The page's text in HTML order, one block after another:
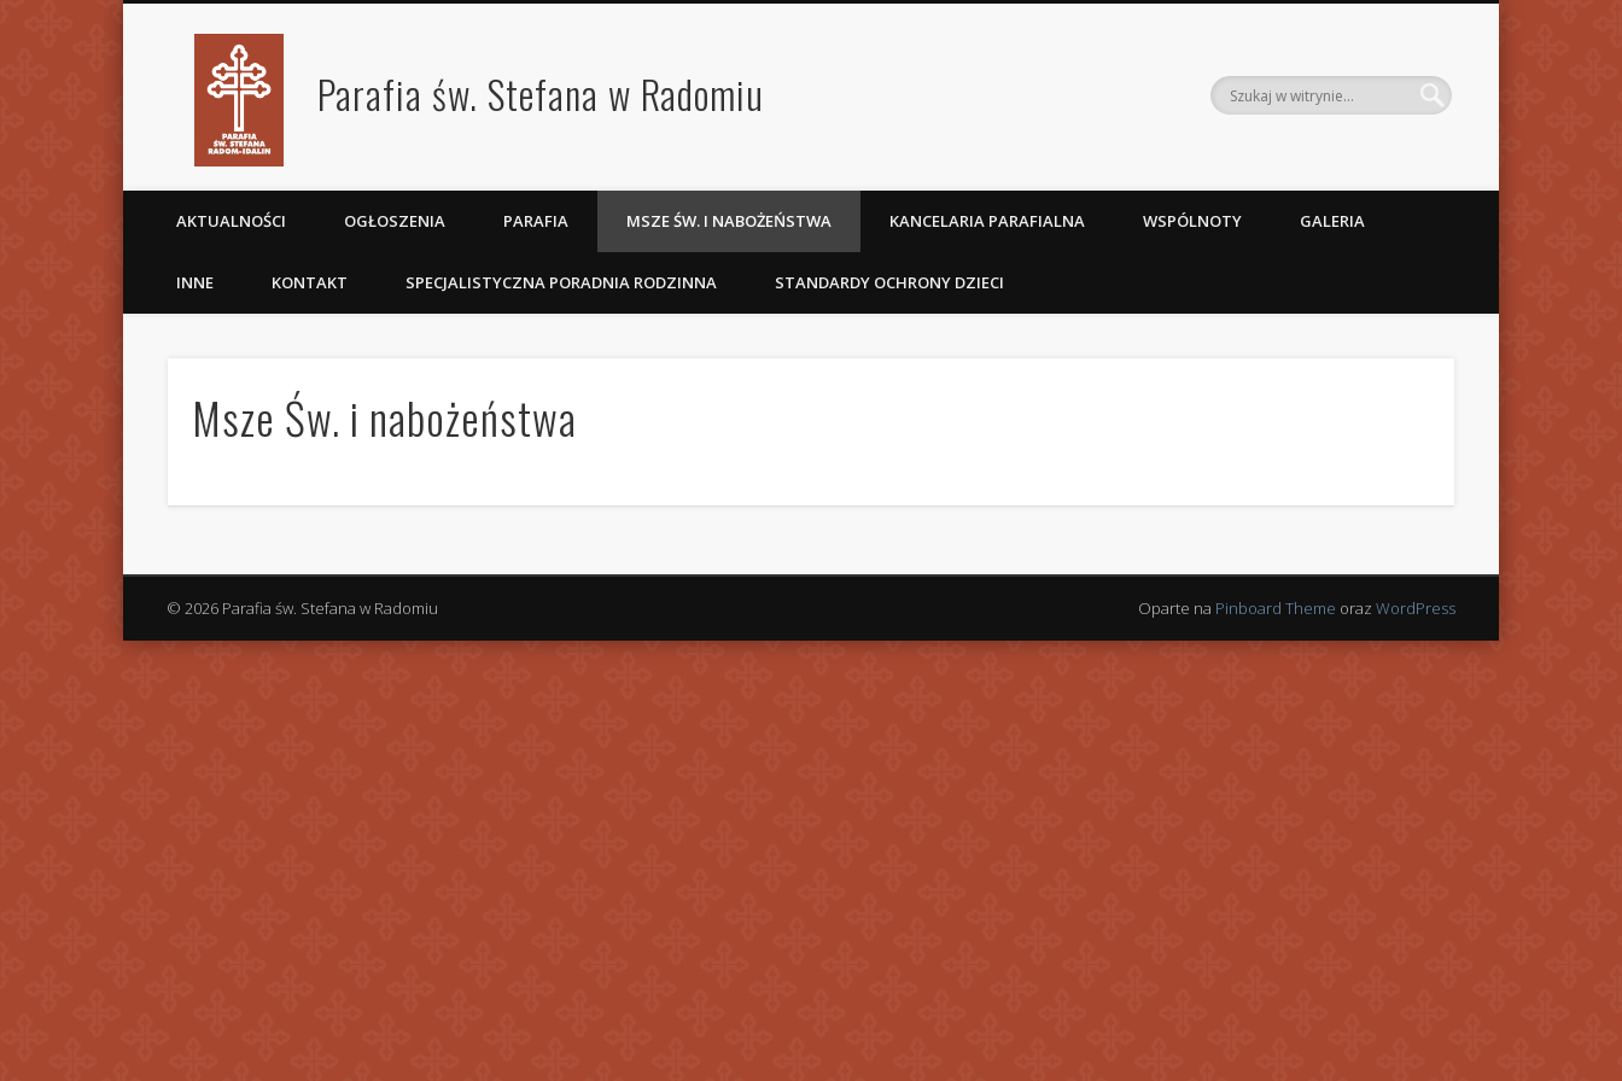
Parafia św. Stefana w Radomiu
AKTUALNOŚCI OGŁOSZENIA PARAFIA MSZE ŚW. I NABOŻEŃSTWA KANCELARIA PARAFIALNA WSPÓLNOTY GALERIA
INNE KONTAKT SPECJALISTYCZNA PORADNIA RODZINNA STANDARDY OCHRONY DZIECI
Msze Św. i nabożeństwa
© 2026 Parafia św. Stefana w Radomiu Oparte na Pinboard Theme oraz WordPress